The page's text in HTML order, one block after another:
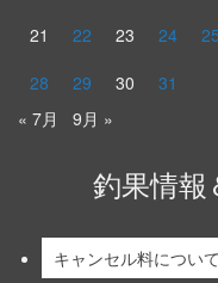
21
22 23 24 25
28
29 30
31
« 7月
9月 »
釣果情報
キャンセル料について